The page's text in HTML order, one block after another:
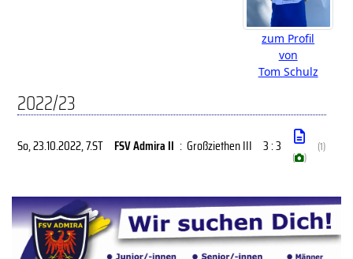
zum Profil
von
Tom Schulz
2022/23
So, 23.10.2022, 7.ST FSV Admira II : Großziethen III 3 : 3
( )
(1)